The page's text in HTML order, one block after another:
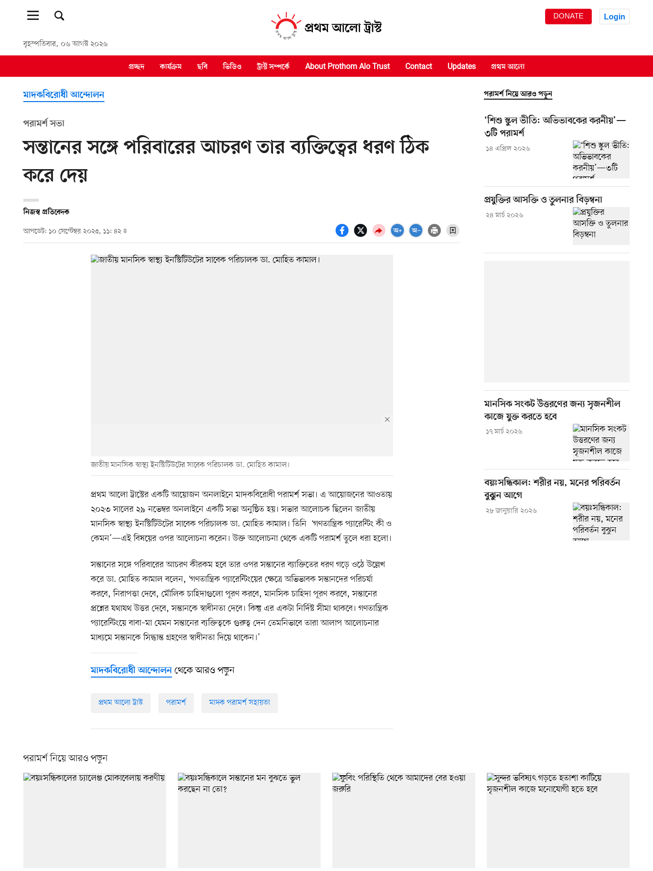
বৃহস্পতিবার, ০৬ আগস্ট ২০২৬
DONATE Login
প্রচ্ছদ কার্যক্রম ছবি ভিডিও ট্রাস্ট সম্পর্কে About Prothom Alo Trust Contact Updates প্রথম আলো
মাদকবিরোধী আন্দোলন
পরামর্শ সভা
সন্তানের সঙ্গে পরিবারের আচরণ তার ব্যক্তিত্বের ধরণ ঠিক
করে দেয়
নিজস্ব প্রতিবেদক
আপডেট: ১০ সেপ্টেম্বর ২০২৫, ১১: ৪২
জাতীয় মানসিক স্বাস্থ্য ইনস্টিটিউটের সাবেক পরিচালক ডা. মোহিত কামাল।
প্রথম আলো ট্রাস্টের একটি আয়োজন অনলাইনে মাদকবিরোধী পরামর্শ সভা। এ আয়োজনের আওতায়
২০২৩ সালের ২৯ নভেম্বর অনলাইনে একটি সভা অনুষ্ঠিত হয়। সভার আলোচক ছিলেন জাতীয়
মানসিক স্বাস্থ্য ইনস্টিটিউটের সাবেক পরিচালক ডা. মোহিত কামাল। তিনি ‘গণতান্ত্রিক প্যারেন্টিং কী ও
কেমন’—এই বিষয়ের ওপর আলোচনা করেন। উক্ত আলোচনা থেকে একটি পরামর্শ তুলে ধরা হলো।
সন্তানের সঙ্গে পরিবারের আচরণ কীরকম হবে তার ওপর সন্তানের ব্যাক্তিতের ধরণ গড়ে ওঠে উল্লেখ
করে ডা. মোহিত কামাল বলেন, ‘গণতান্ত্রিক প্যারেন্টিংয়ের ক্ষেত্রে অভিভাবক সন্তানদের পরিচর্যা
করবে, নিরাপত্তা দেবে, মৌলিক চাহিদাগুলো পূরণ করবে, মানসিক চাহিদা পূরণ করবে, সন্তানের
প্রশ্নের যথাযথ উত্তর দেবে, সন্তানকে স্বাধীনতা দেবে। কিন্তু এর একটা নির্দিষ্ট সীমা থাকবে। গণতান্ত্রিক
প্যারেন্টিংয়ে বাবা–মা যেমন সন্তানের ব্যক্তিত্বকে গুরুত্ব দেন তেমনিভাবে তারা আলাপ আলোচনার
মাধ্যমে সন্তানকে সিদ্ধান্ত গ্রহণের স্বাধীনতা দিয়ে থাকেন।’
মাদকবিরোধী আন্দোলন থেকে আরও পড়ুন
প্রথম আলো ট্রাস্ট পরামর্শ মাদক পরামর্শ সহায়তা
পরামর্শ নিয়ে আরও পড়ুন
‘শিশু স্কুল ভীতি: অভিভাবকের করনীয়’—
৩টি পরামর্শ
১৪ এপ্রিল ২০২৬
প্রযুক্তির আসক্তি ও তুলনার বিড়ম্বনা
২৪ মার্চ ২০২৬
মানসিক সংকট উত্তরণের জন্য সৃজনশীল
কাজে যুক্ত করতে হবে
১৭ মার্চ ২০২৬
বয়ঃসন্ধিকাল: শরীর নয়, মনের পরিবর্তন
বুঝুন আগে
২৮ জানুয়ারি ২০২৬
পরামর্শ নিয়ে আরও পড়ুন